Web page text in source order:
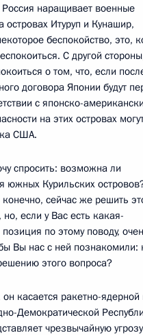
наращивает военные
островах Итуруп и Кунашир,
беспокойство, это,
С другой
о том, что, если
договора Японии будут
с японско-
на этих островах
США.
спросить: возможна ли
южных Курильских
сейчас же решить
но, если у Вас есть какая-
по этому поводу,
Вы нас с ней познакомили:
этого вопроса?
касается ракетно-
Демократической
чрезвычайную